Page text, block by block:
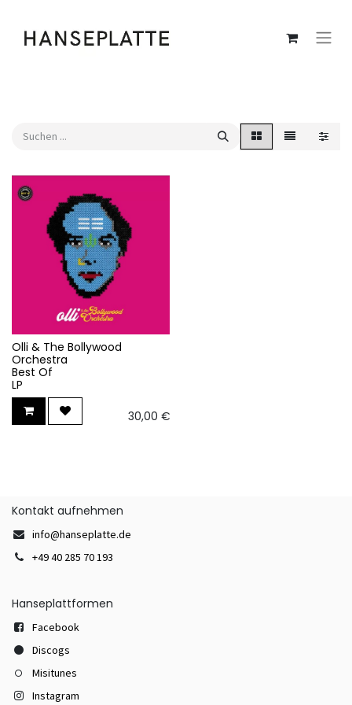
Olli & The Bollywood
Orchestra
Best Of
LP
30,00 €
Kontakt aufnehmen
info@hanseplatte.de
+49 40 285 70 193
Hanseplattformen
Facebook
Discogs
Misitunes
Instagram